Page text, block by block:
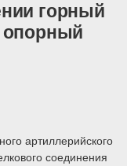
горный
опорный
артиллерийского
соединения